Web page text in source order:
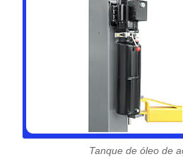
Tanque de óleo de